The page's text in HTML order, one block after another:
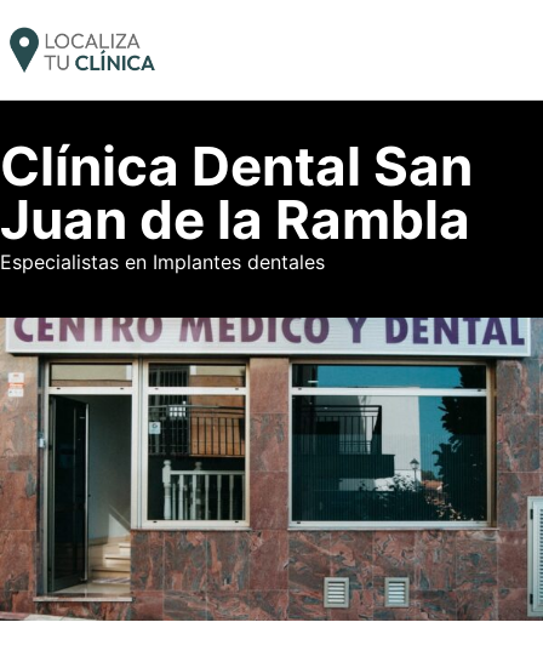
Clínica Dental San
Juan de la Rambla
Especialistas en Implantes dentales